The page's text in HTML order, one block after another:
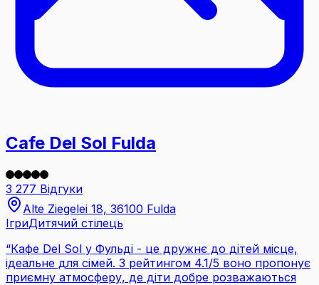
Cafe Del Sol Fulda
3 277 Відгуки
Alte Ziegelei 18, 36100 Fulda
ІгриДитячий стілець
“Кафе Del Sol у Фульді - це дружнє до дітей місце,
ідеальне для сімей. З рейтингом 4.1/5 воно пропонує
приємну атмосферу, де діти добре розважаються